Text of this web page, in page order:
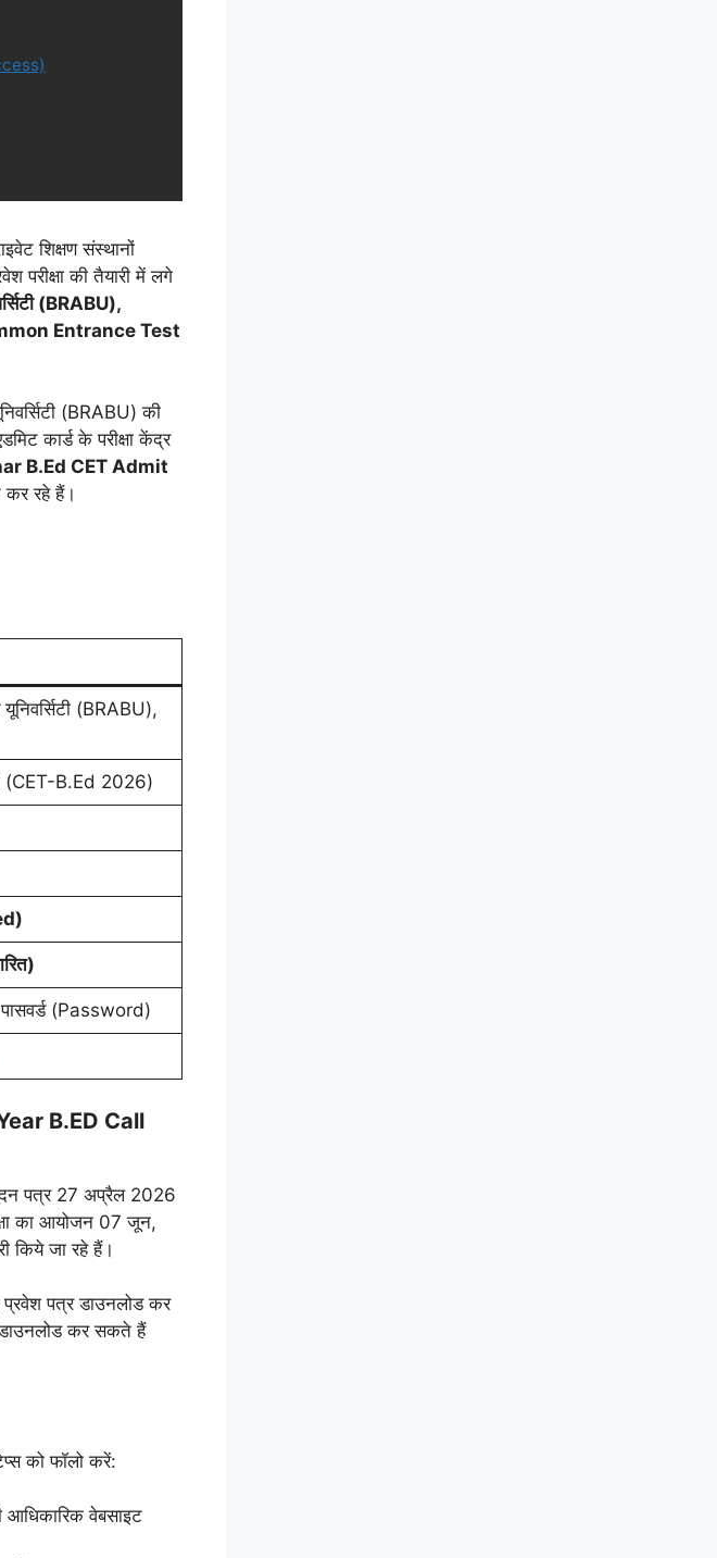
शिक्षण संस्थानों
परीक्षा की तैयारी में लगे
(BRABU),
Entrance Test
(BRABU) की
कार्ड के परीक्षा केंद्र
B.Ed CET Admit
रहे हैं।
यूनिवर्सिटी (BRABU),
(CET-B.Ed 2026)
(Password)
B.ED Call
आवेदन पत्र 27 अप्रैल 2026
का आयोजन 07 जून,
किये जा रहे हैं।
प्रवेश पत्र डाउनलोड कर
कर सकते हैं
को फॉलो करें:
आधिकारिक वेबसाइट